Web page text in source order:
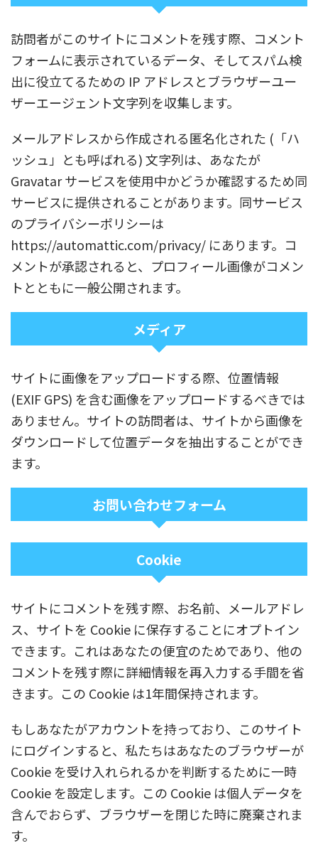
訪問者がこのサイトにコメントを残す際、コメント
フォームに表示されているデータ、そしてスパム検
出に役立てるための IP アドレスとブラウザーユー
ザーエージェント文字列を収集します。
メールアドレスから作成される匿名化された (「ハ
ッシュ」とも呼ばれる) 文字列は、あなたが
Gravatar サービスを使用中かどうか確認するため同
サービスに提供されることがあります。同サービス
のプライバシーポリシーは
https://automattic.com/privacy/ にあります。コ
メントが承認されると、プロフィール画像がコメン
トとともに一般公開されます。
メディア
サイトに画像をアップロードする際、位置情報
(EXIF GPS) を含む画像をアップロードするべきでは
ありません。サイトの訪問者は、サイトから画像を
ダウンロードして位置データを抽出することができ
ます。
お問い合わせフォーム
Cookie
サイトにコメントを残す際、お名前、メールアドレ
ス、サイトを Cookie に保存することにオプトイン
できます。これはあなたの便宜のためであり、他の
コメントを残す際に詳細情報を再入力する手間を省
きます。この Cookie は1年間保持されます。
もしあなたがアカウントを持っており、このサイト
にログインすると、私たちはあなたのブラウザーが
Cookie を受け入れられるかを判断するために一時
Cookie を設定します。この Cookie は個人データを
含んでおらず、ブラウザーを閉じた時に廃棄されま
す。